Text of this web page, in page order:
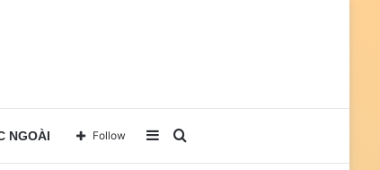
NGOÀI Sidebar
Follow